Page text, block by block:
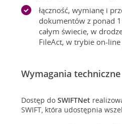
łączność, wymianę i
dokumentów z ponad
całym świecie, w
FileAct, w trybie on-
Wymagania techniczne
Dostęp doSWIFTNet
SWIFT, która udostępnia